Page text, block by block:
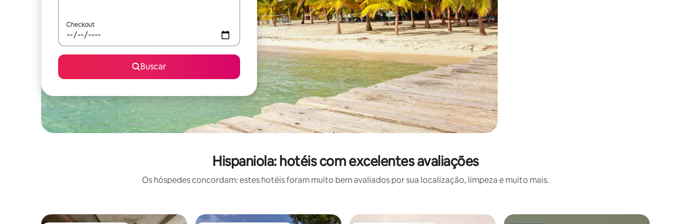
Checkout
Buscar
Hispaniola: hotéis com excelentes avaliações
Os hóspedes concordam: estes hotéis foram muito bem avaliados por sua localização, limpeza e muito mais.